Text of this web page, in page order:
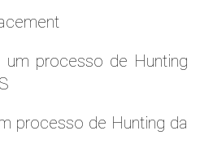
processo de Hunting
processo de Hunting da